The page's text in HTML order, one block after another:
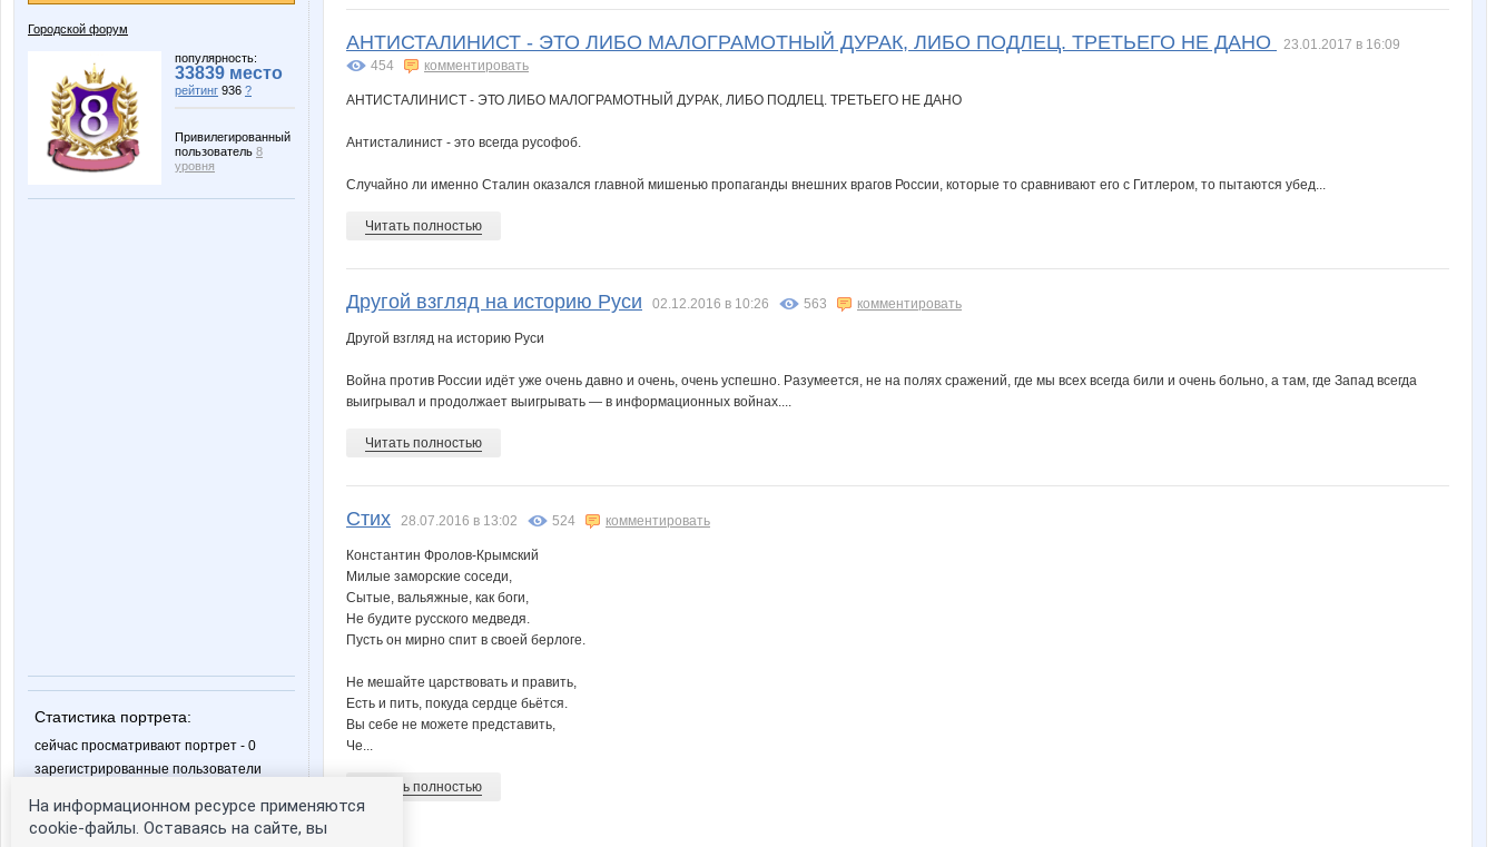
Городской форум
популярность:
33839 место
рейтинг 936 ?
Привилегированный
пользователь 8
уровня
Статистика портрета:
сейчас просматривают портрет - 0
зарегистрированные пользователи
АНТИСТАЛИНИСТ - ЭТО ЛИБО МАЛОГРАМОТНЫЙ ДУРАК, ЛИБО ПОДЛЕЦ. ТРЕТЬЕГО НЕ ДАНО
23.01.2017 в 16:09
454
комментировать
АНТИСТАЛИНИСТ - ЭТО ЛИБО МАЛОГРАМОТНЫЙ ДУРАК, ЛИБО ПОДЛЕЦ. ТРЕТЬЕГО НЕ ДАНО
Антисталинист - это всегда русофоб.
Случайно ли именно Сталин оказался главной мишенью пропаганды внешних врагов России, которые то сравнивают его с Гитлером, то пытаются убед...
Читать полностью
Другой взгляд на историю Руси 02.12.2016 в 10:26 563 комментировать
Другой взгляд на историю Руси
Война против России идёт уже очень давно и очень, очень успешно. Разумеется, не на полях сражений, где мы всех всегда били и очень больно, а там, где Запад всегда
выигрывал и продолжает выигрывать — в информационных войнах....
Читать полностью
Стих 28.07.2016 в 13:02 524 комментировать
Константин Фролов-Крымский
Милые заморские соседи,
Сытые, вальяжные, как боги,
Не будите русского медведя.
Пусть он мирно спит в своей берлоге.
Не мешайте царствовать и править,
Есть и пить, покуда сердце бьётся.
Вы себе не можете представить,
Че...
Читать полностью
На информационном ресурсе применяются
cookie-файлы. Оставаясь на сайте, вы